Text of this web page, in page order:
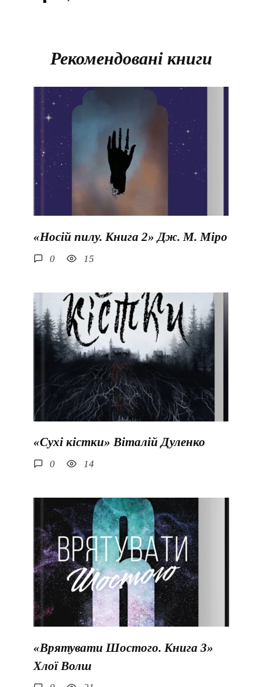
Рекомендовані книги
«Носій пилу. Книга 2» Дж. М. Міро
0 15
«Сухі кістки» Віталій Дуленко
0 14
«Врятувати Шостого. Книга 3»
Хлої Волш